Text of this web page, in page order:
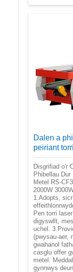
Dalen a
peiriant
Disgrifiad o'r
Phibellau
Metel RS-
2000W
1.Adopts,
Pen torri
digyswllt,
uchel.
(pwysau-aer,
gwahanol
casglu offer
metel.
gynnwys